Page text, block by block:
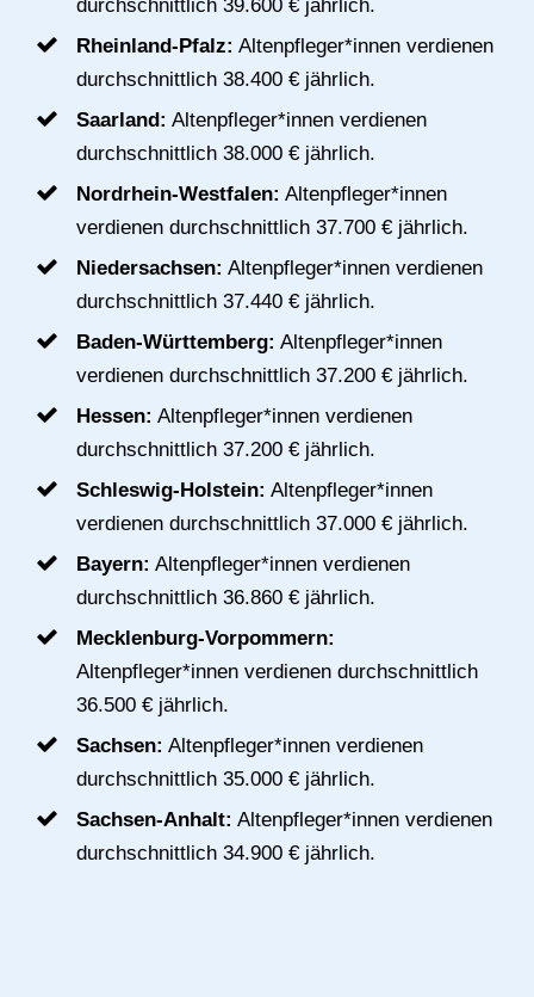
durchschnittlich 39.600 € jährlich.
Rheinland-Pfalz: Altenpfleger*innen verdienen
durchschnittlich 38.400 € jährlich.
Saarland: Altenpfleger*innen verdienen
durchschnittlich 38.000 € jährlich.
Nordrhein-Westfalen: Altenpfleger*innen
verdienen durchschnittlich 37.700 € jährlich.
Niedersachsen: Altenpfleger*innen verdienen
durchschnittlich 37.440 € jährlich.
Baden-Württemberg: Altenpfleger*innen
verdienen durchschnittlich 37.200 € jährlich.
Hessen: Altenpfleger*innen verdienen
durchschnittlich 37.200 € jährlich.
Schleswig-Holstein: Altenpfleger*innen
verdienen durchschnittlich 37.000 € jährlich.
Bayern: Altenpfleger*innen verdienen
durchschnittlich 36.860 € jährlich.
Mecklenburg-Vorpommern:
Altenpfleger*innen verdienen durchschnittlich
36.500 € jährlich.
Sachsen: Altenpfleger*innen verdienen
durchschnittlich 35.000 € jährlich.
Sachsen-Anhalt: Altenpfleger*innen verdienen
durchschnittlich 34.900 € jährlich.